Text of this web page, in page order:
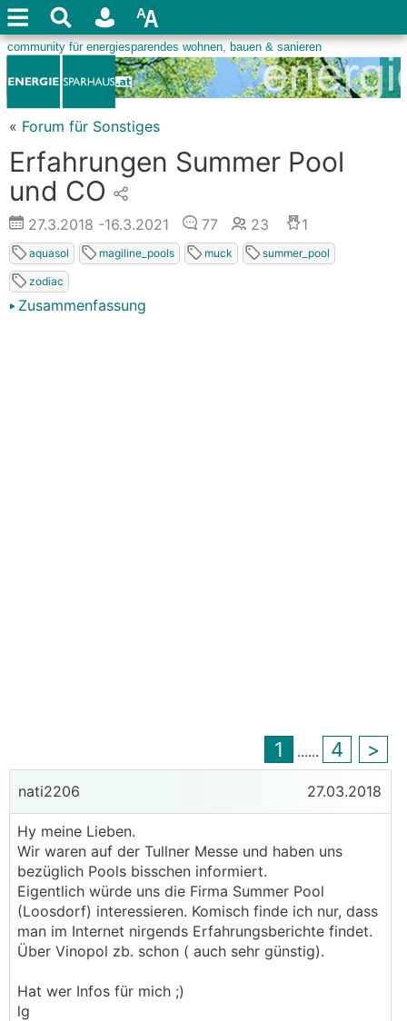
« Forum für Sonstiges
Erfahrungen Summer Pool
und CO
27.3.2018 -16.3.2021 77 23 1
aquasol magiline_pools muck summer_pool
zodiac
Zusammenfassung
1 ...... 4 >
nati2206 27.03.2018
Hy meine Lieben.
Wir waren auf der Tullner Messe und haben uns
bezüglich Pools bisschen informiert.
Eigentlich würde uns die Firma Summer Pool
(Loosdorf) interessieren. Komisch finde ich nur, dass
man im Internet nirgends Erfahrungsberichte findet.
Über Vinopol zb. schon ( auch sehr günstig).
Hat wer Infos für mich ;)
lg